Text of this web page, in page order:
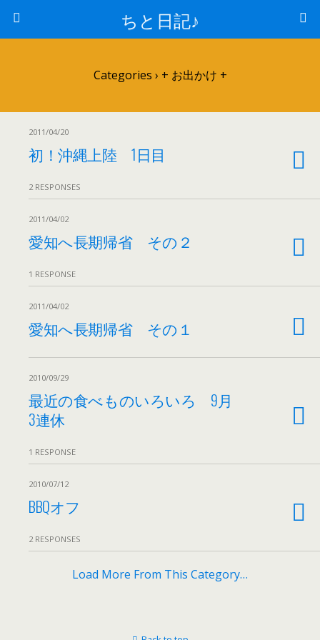
ちと日記♪
Categories › + お出かけ +
2011/04/20
初！沖縄上陸 1日目
2 RESPONSES
2011/04/02
愛知へ長期帰省 その２
1 RESPONSE
2011/04/02
愛知へ長期帰省 その１
2010/09/29
最近の食べものいろいろ 9月
3連休
1 RESPONSE
2010/07/12
BBQオフ
2 RESPONSES
Load More From This Category…